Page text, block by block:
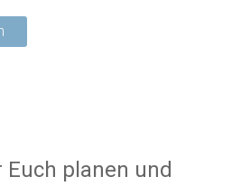
planen und